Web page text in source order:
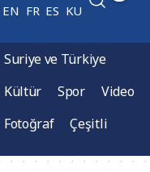
EN FR ES KU
Suriye ve Türkiye
Kültür
Spor
Video
Fotoğraf
Çeşitli